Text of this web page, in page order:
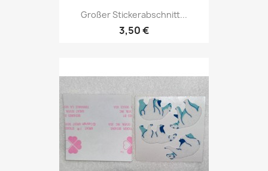
Großer Stickerabschnitt...
3,50 €